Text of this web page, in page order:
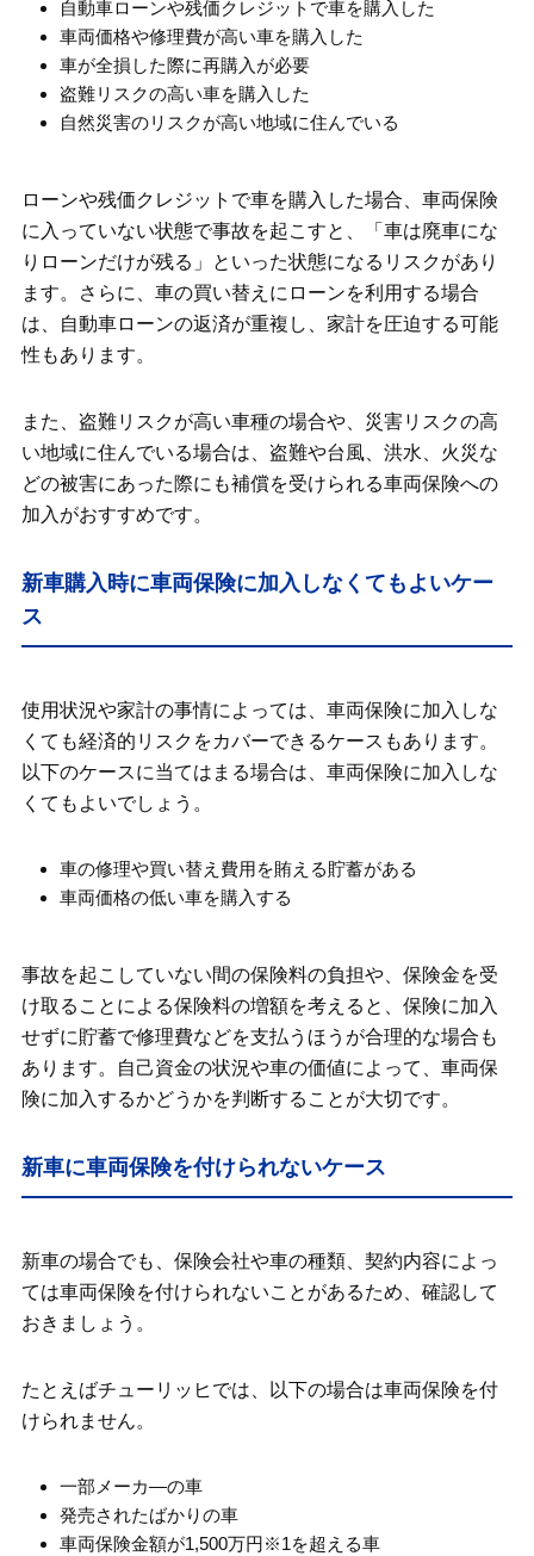
自動車ローンや残価クレジットで車を購入した
車両価格や修理費が高い車を購入した
車が全損した際に再購入が必要
盗難リスクの高い車を購入した
自然災害のリスクが高い地域に住んでいる
ローンや残価クレジットで車を購入した場合、車両保険
に入っていない状態で事故を起こすと、「車は廃車にな
りローンだけが残る」といった状態になるリスクがあり
ます。さらに、車の買い替えにローンを利用する場合
は、自動車ローンの返済が重複し、家計を圧迫する可能
性もあります。
また、盗難リスクが高い車種の場合や、災害リスクの高
い地域に住んでいる場合は、盗難や台風、洪水、火災な
どの被害にあった際にも補償を受けられる車両保険への
加入がおすすめです。
新車購入時に車両保険に加入しなくてもよいケー
ス
使用状況や家計の事情によっては、車両保険に加入しな
くても経済的リスクをカバーできるケースもあります。
以下のケースに当てはまる場合は、車両保険に加入しな
くてもよいでしょう。
車の修理や買い替え費用を賄える貯蓄がある
車両価格の低い車を購入する
事故を起こしていない間の保険料の負担や、保険金を受
け取ることによる保険料の増額を考えると、保険に加入
せずに貯蓄で修理費などを支払うほうが合理的な場合も
あります。自己資金の状況や車の価値によって、車両保
険に加入するかどうかを判断することが大切です。
新車に車両保険を付けられないケース
新車の場合でも、保険会社や車の種類、契約内容によっ
ては車両保険を付けられないことがあるため、確認して
おきましょう。
たとえばチューリッヒでは、以下の場合は車両保険を付
けられません。
一部メーカ―の車
発売されたばかりの車
車両保険金額が1,500万円※1を超える車